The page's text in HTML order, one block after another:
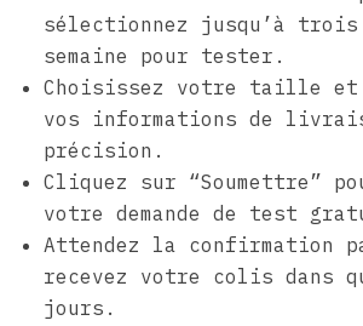
sélectionnez jusqu’à
semaine pour tester.
Choisissez votre taille et
vos informations de
précision.
Cliquez sur “Soumettre”
votre demande de test
Attendez la confirmation
recevez votre colis dans
jours.